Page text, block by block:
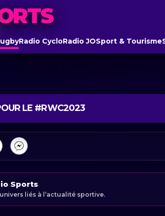
Radio CycloRadio JOSport & Tourisme
LE #RWC2023
Sports
liés à l’actualité sportive.